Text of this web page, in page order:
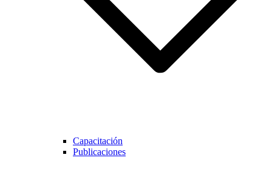
Capacitación
Publicaciones